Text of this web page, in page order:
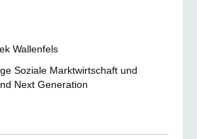
Wallenfels
Soziale Marktwirtschaft und
Next Generation